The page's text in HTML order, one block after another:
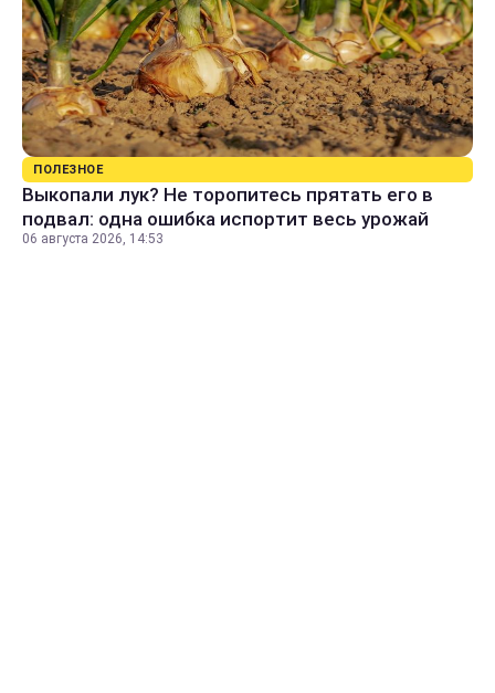
ПОЛЕЗНОЕ
Выкопали лук? Не торопитесь прятать его в
подвал: одна ошибка испортит весь урожай
06 августа 2026, 14:53